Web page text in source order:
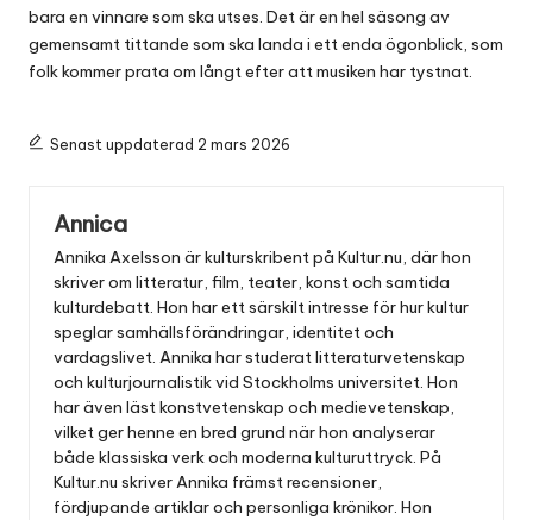
bara en vinnare som ska utses. Det är en hel säsong av
gemensamt tittande som ska landa i ett enda ögonblick, som
folk kommer prata om långt efter att musiken har tystnat.
Senast uppdaterad 2 mars 2026
Annica
Annika Axelsson är kulturskribent på Kultur.nu, där hon
skriver om litteratur, film, teater, konst och samtida
kulturdebatt. Hon har ett särskilt intresse för hur kultur
speglar samhällsförändringar, identitet och
vardagslivet. Annika har studerat litteraturvetenskap
och kulturjournalistik vid Stockholms universitet. Hon
har även läst konstvetenskap och medievetenskap,
vilket ger henne en bred grund när hon analyserar
både klassiska verk och moderna kulturuttryck. På
Kultur.nu skriver Annika främst recensioner,
fördjupande artiklar och personliga krönikor. Hon